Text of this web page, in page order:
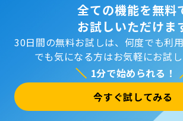
全ての機能を無料
お試しいただけま
30日間の無料お試しは、何度でも利用
でも気になる方はお気軽にお試し
1分で始められる！
今すぐ試してみる